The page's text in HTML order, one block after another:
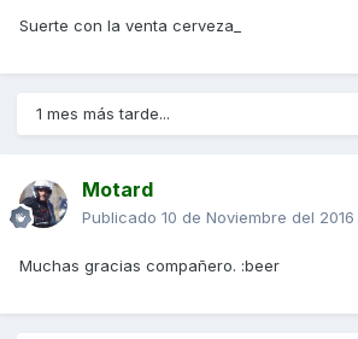
Suerte con la venta cerveza_
1 mes más tarde...
Motard
Publicado 10 de Noviembre del 2016
Muchas gracias compañero. :beer